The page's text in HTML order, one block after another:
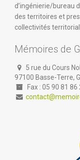
d’ingénierie/bureau
des territoires et
collectivités
Mémoires de
5 rue du Cours
97100 Basse-Terre,
Fax : 05 90 81 86